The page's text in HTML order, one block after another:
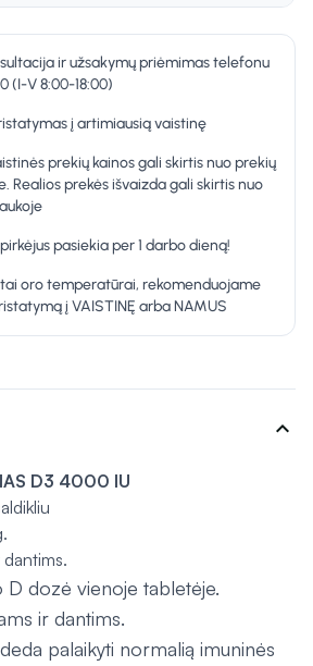
ir užsakymų priėmimas telefonu
(I-V 8:00-18:00)
į artimiausią vaistinę
prekių kainos gali skirtis nuo prekių
Realios prekės išvaizda gali skirtis nuo
pasiekia per 1 darbo dieną!
oro temperatūrai, rekomenduojame
į VAISTINĘ arba NAMUS
expand_more
D3 4000 IU
D dozė vienoje tabletėje.
ir dantims.
palaikyti normalią imuninės